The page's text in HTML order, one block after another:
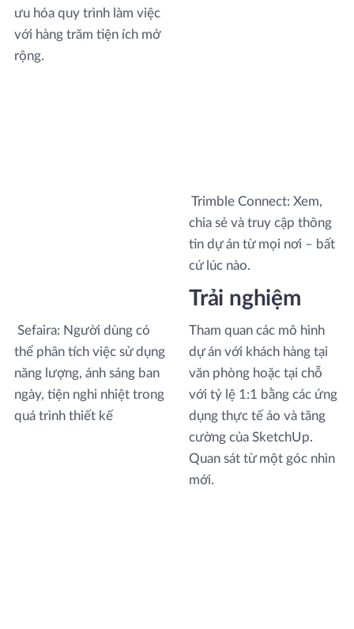
ưu hóa quy trình làm việc
với hàng trăm tiện ích mở
rộng.
Sefaira: Người dùng có
thể phân tích việc sử dụng
năng lượng, ánh sáng ban
ngày, tiện nghi nhiệt trong
quá trình thiết kế
Trimble Connect: Xem,
chia sẻ và truy cập thông
tin dự án từ mọi nơi – bất
cứ lúc nào.
Trải nghiệm
Tham quan các mô hình
dự án với khách hàng tại
văn phòng hoặc tại chỗ
với tỷ lệ 1:1 bằng các ứng
dụng thực tế ảo và tăng
cường của SketchUp.
Quan sát từ một góc nhìn
mới.